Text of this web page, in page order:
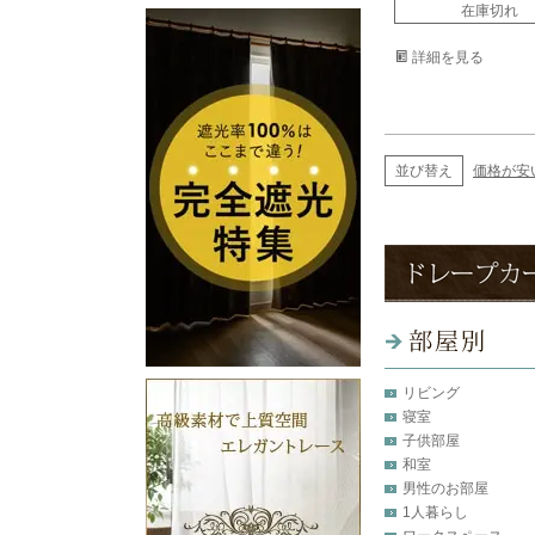
在庫切れ
詳細を見る
並び替え 価格が安
リビング
寝室
子供部屋
和室
男性のお部屋
1人暮らし